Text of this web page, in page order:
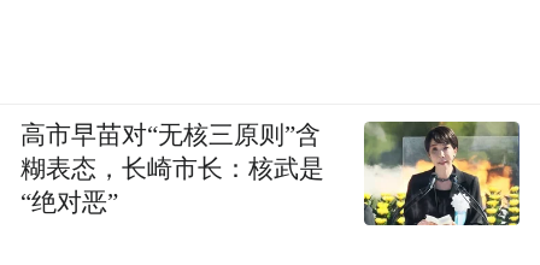
高市早苗对“无核三原则”含
糊表态，长崎市长：核武是
“绝对恶”